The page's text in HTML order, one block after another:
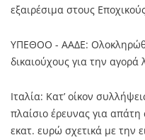
εξαιρέσιμα στους
ΥΠΕΘΟΟ - ΑΑΔΕ:
δικαιούχους για την
Ιταλία: Κατ’ οίκον
πλαίσιο έρευνας για
εκατ. ευρώ σχετικά με την